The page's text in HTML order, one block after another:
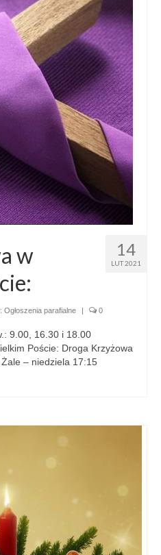
14
LUT 2021
w
Ogłoszenia parafialne | 0
9.00, 16.30 i 18.00
Poście: Droga Krzyżowa
– niedziela 17:15